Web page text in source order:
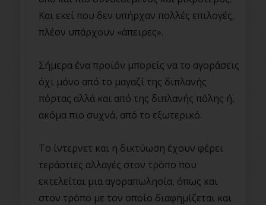
Και εκεί που δεν υπήρχαν πολλές επιλογές,
πλέον υπάρχουν «άπειρες».
Σήμερα ένα προϊόν μπορείς να το αγοράσεις
όχι μόνο από το μαγαζί της διπλανής
πόρτας αλλά και από της διπλανής πόλης ή,
ακόμα πιο συχνά, από το εξωτερικό.
Το ίντερνετ και η δικτύωση έχουν φέρει
τεράστιες αλλαγές στον τρόπο που
εκτελείται μια αγοραπωλησία, όπως και
στον τρόπο με τον οποίο διαφημίζεται και